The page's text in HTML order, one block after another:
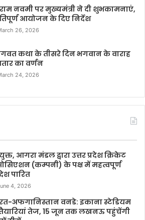
नवमी पर मुख्यमंत्री ने दी शुभकामनाएं,
आयोजन के दिए निर्देश
26, 2026
कथा के तीसरे दिन भगवान के वाराह
का वर्णन
24, 2026
आगरा मंडल द्वारा उत्तर प्रदेश क्रिकेट
(कम्पनी) के पक्ष में महत्वपूर्ण
पारित
4, 2026
अफगानिस्तान वनडे: इकाना स्टेडियम
तेज, 15 जून तक लखनऊ पहुंचेंगी